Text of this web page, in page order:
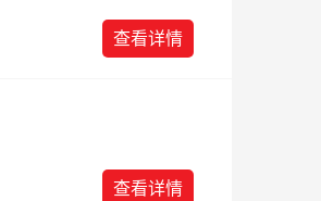
查看详情
查看详情